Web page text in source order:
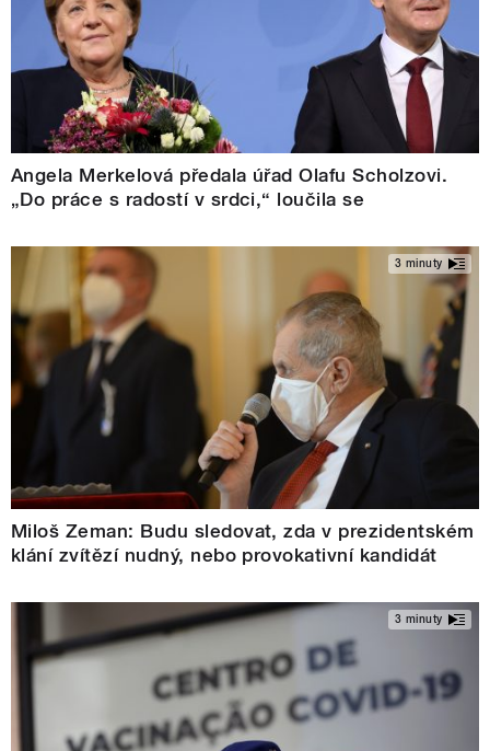
Angela Merkelová předala úřad Olafu Scholzovi.
„Do práce s radostí v srdci,“ loučila se
3 minuty
Miloš Zeman: Budu sledovat, zda v prezidentském
klání zvítězí nudný, nebo provokativní kandidát
3 minuty